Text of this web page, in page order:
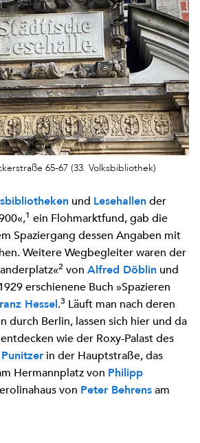
65-67 (33. Volksbibliothek)
und Lesehallen der
1 ein Flohmarktfund, gab die
Spaziergang dessen Angaben mit
Weitere Wegbegleiter waren der
2 von Alfred Döblin und
erschienene Buch »Spazieren
Hessel.3 Läuft man nach deren
durch Berlin, lassen sich hier und da
wie der Roxy-Palast des
in der Hauptstraße, das
Hermannplatz von Philipp
von Peter Behrensam